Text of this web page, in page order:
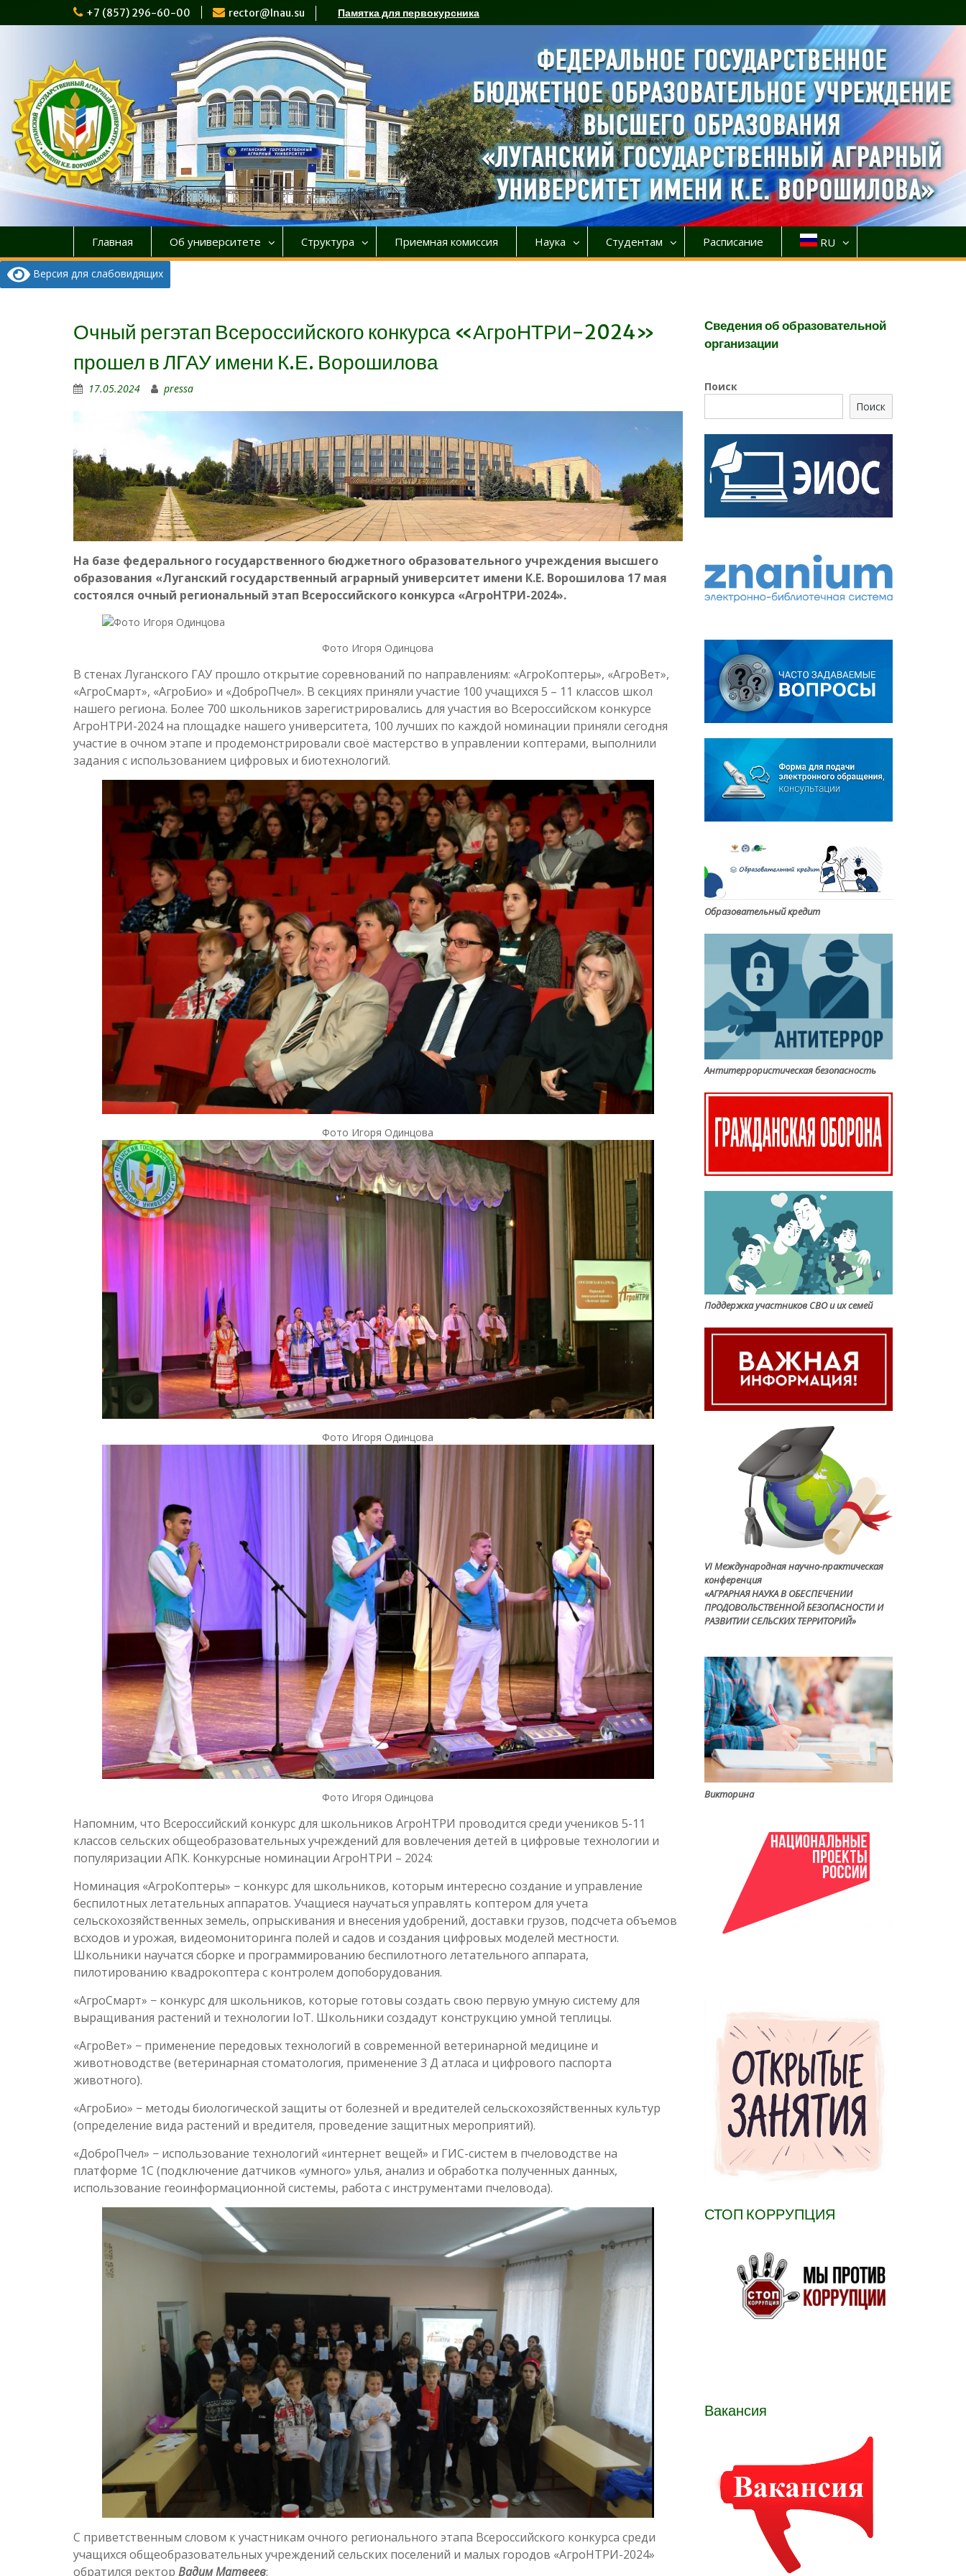
к
+7 (857) 296-60-00 rector@lnau.su Памятка для первокурсника
Главная Об университете Структура Приемная комиссия Наука Студентам Расписание RU
Версия для слабовидящих
Очный регэтап Всероссийского конкурса «АгроНТРИ-2024»
прошел в ЛГАУ имени К.Е. Ворошилова
17.05.2024 pressa
На базе федерального государственного бюджетного образовательного учреждения высшего
образования «Луганский государственный аграрный университет имени К.Е. Ворошилова 17 мая
состоялся очный региональный этап Всероссийского конкурса «АгроНТРИ-2024».
Фото Игоря Одинцова
В стенах Луганского ГАУ прошло открытие соревнований по направлениям: «АгроКоптеры», «АгроВет»,
«АгроСмарт», «АгроБио» и «ДоброПчел». В секциях приняли участие 100 учащихся 5 – 11 классов школ
нашего региона. Более 700 школьников зарегистрировались для участия во Всероссийском конкурсе
АгроНТРИ-2024 на площадке нашего университета, 100 лучших по каждой номинации приняли сегодня
участие в очном этапе и продемонстрировали своё мастерство в управлении коптерами, выполнили
задания с использованием цифровых и биотехнологий.
Фото Игоря Одинцова
Фото Игоря Одинцова
Фото Игоря Одинцова
Напомним, что Всероссийский конкурс для школьников АгроНТРИ проводится среди учеников 5-11
классов сельских общеобразовательных учреждений для вовлечения детей в цифровые технологии и
популяризации АПК. Конкурсные номинации АгроНТРИ – 2024:
Номинация «АгроКоптеры» − конкурс для школьников, которым интересно создание и управление
беспилотных летательных аппаратов. Учащиеся научаться управлять коптером для учета
сельскохозяйственных земель, опрыскивания и внесения удобрений, доставки грузов, подсчета объемов
всходов и урожая, видеомониторинга полей и садов и создания цифровых моделей местности.
Школьники научатся сборке и программированию беспилотного летательного аппарата,
пилотированию квадрокоптера с контролем допоборудования.
«АгроСмарт» − конкурс для школьников, которые готовы создать свою первую умную систему для
выращивания растений и технологии IoT. Школьники создадут конструкцию умной теплицы.
«АгроВет» − применение передовых технологий в современной ветеринарной медицине и
животноводстве (ветеринарная стоматология, применение 3 Д атласа и цифрового паспорта
животного).
«АгроБио» − методы биологической защиты от болезней и вредителей сельскохозяйственных культур
(определение вида растений и вредителя, проведение защитных мероприятий).
«ДоброПчел» − использование технологий «интернет вещей» и ГИС-систем в пчеловодстве на
платформе 1С (подключение датчиков «умного» улья, анализ и обработка полученных данных,
использование геоинформационной системы, работа с инструментами пчеловода).
С приветственным словом к участникам очного регионального этапа Всероссийского конкурса среди
учащихся общеобразовательных учреждений сельских поселений и малых городов «АгроНТРИ-2024»
обратился ректор Вадим Матвеев:
Сведения об образовательной
организации
Поиск
Поиск
Образовательный кредит
Антитеррористическая безопасность
Поддержка участников СВО и их семей
VI Международная научно-практическая
конференция
«АГРАРНАЯ НАУКА В ОБЕСПЕЧЕНИИ
ПРОДОВОЛЬСТВЕННОЙ БЕЗОПАСНОСТИ И
РАЗВИТИИ СЕЛЬСКИХ ТЕРРИТОРИЙ»
Викторина
СТОП КОРРУПЦИЯ
Вакансия